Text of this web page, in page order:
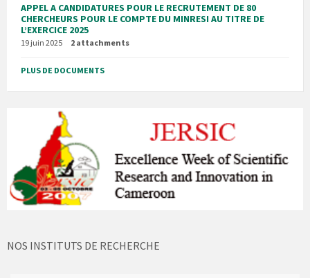
APPEL A CANDIDATURES POUR LE RECRUTEMENT DE 80
CHERCHEURS POUR LE COMPTE DU MINRESI AU TITRE DE
L’EXERCICE 2025
19 juin 2025 2 attachments
PLUS DE DOCUMENTS
NOS INSTITUTS DE RECHERCHE